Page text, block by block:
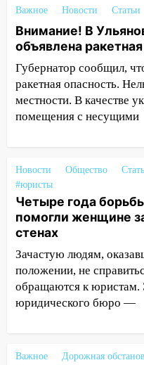
09:44
юному
Чернышевского
08:21 В
велосипеда
07:18
В Ульяновск
06:00
Четыре
юристы помогли
за плесень на
05:00
Кому 6
прибыль, а кому —
прочность
22:58 Соцсети: на
ДТП с
жительницу
Важное Новости Статьи
Внимание! В
объявлена
Губернатор сообщил,
ракетная опасность.
местности. В качестве
помещения с несущими
Новости Общество
#юристы
Четыре года
помогли женщине
стенах
Зачастую людям,
положении, не
обращаются к юристам.
юридического бюро —
Важное Дорожная